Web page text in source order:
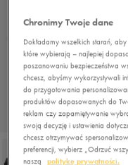
Chronimy Twoje dane
Dokładamy wszelkich starań,
które wybierają – najlepiej
poszanowaniu bezpieczeństwa
chcesz, abyśmy wykorzystywali
do przygotowania
produktów dopasowanych do
reklam czy zapamiętywanie
swoją decyzję i ustawienia
chcesz otrzymywać
preferencji, wybierz „Odrzuć
naszą
politykę prywatności.